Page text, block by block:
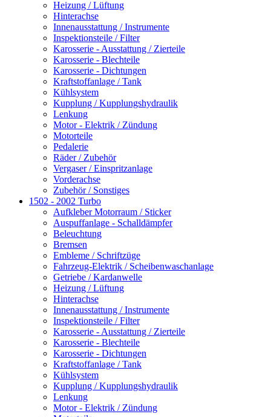
Heizung / Lüftung
Hinterachse
Innenausstattung / Instrumente
Inspektionsteile / Filter
Karosserie - Ausstattung / Zierteile
Karosserie - Blechteile
Karosserie - Dichtungen
Kraftstoffanlage / Tank
Kühlsystem
Kupplung / Kupplungshydraulik
Lenkung
Motor - Elektrik / Zündung
Motorteile
Pedalerie
Räder / Zubehör
Vergaser / Einspritzanlage
Vorderachse
Zubehör / Sonstiges
1502 - 2002 Turbo
Aufkleber Motorraum / Sticker
Auspuffanlage - Schalldämpfer
Beleuchtung
Bremsen
Embleme / Schriftzüge
Fahrzeug-Elektrik / Scheibenwaschanlage
Getriebe / Kardanwelle
Heizung / Lüftung
Hinterachse
Innenausstattung / Instrumente
Inspektionsteile / Filter
Karosserie - Ausstattung / Zierteile
Karosserie - Blechteile
Karosserie - Dichtungen
Kraftstoffanlage / Tank
Kühlsystem
Kupplung / Kupplungshydraulik
Lenkung
Motor - Elektrik / Zündung